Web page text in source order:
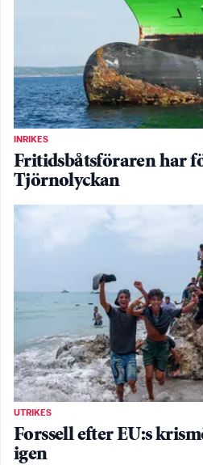
INRIKES
Fritidsbåtsföraren har
Tjörnolyckan
UTRIKES
Forssell efter EU:s
igen